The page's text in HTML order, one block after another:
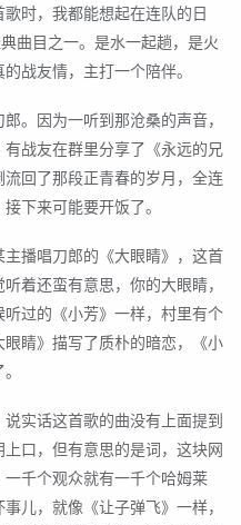
时，我都能想起在连队的日
曲目之一。是水一起趟，是火
战友情，主打一个陪伴。
。因为一听到那沧桑的声音，
战友在群里分享了《永远的兄
回了那段正青春的岁月，全连
下来可能要开饭了。
主播唱刀郎的《大眼睛》，这首
着还蛮有意思，你的大眼睛，
过的《小芳》一样，村里有个
睛》描写了质朴的暗恋，《小
实话这首歌的曲没有上面提到
口，但有意思的是词，这块网
一千个观众就有一千个哈姆莱
儿，就像《让子弹飞》一样，